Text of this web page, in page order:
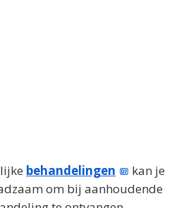
behandelingen
kan je
om bij aanhoudende